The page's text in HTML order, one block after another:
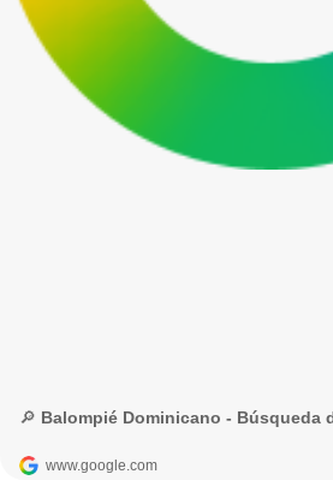
🔎 Balompié Dominicano - Búsqueda
www.google.com